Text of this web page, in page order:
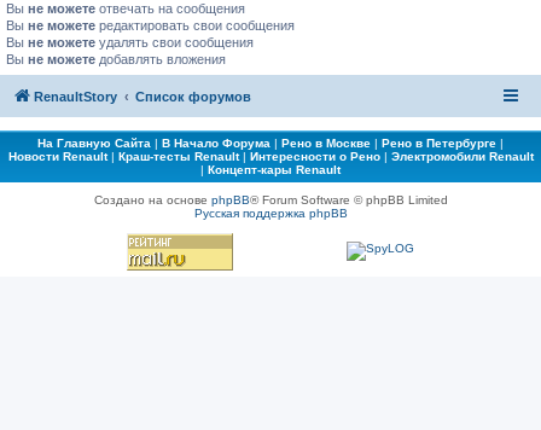
Вы не можете отвечать на сообщения
Вы не можете редактировать свои сообщения
Вы не можете удалять свои сообщения
Вы не можете добавлять вложения
RenaultStory Список форумов
На Главную Сайта | В Начало Форума | Рено в Москве | Рено в Петербурге |
Новости Renault| Краш-тесты Renault| Интересности о Рено| Электромобили Renault
| Концепт-кары Renault
Создано на основе phpBB® Forum Software © phpBB Limited
Русская поддержка phpBB